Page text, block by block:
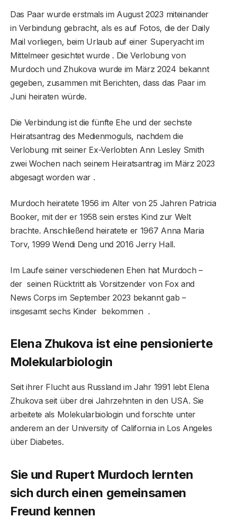
Das Paar wurde erstmals im August 2023 miteinander
in Verbindung gebracht, als es auf Fotos, die der Daily
Mail vorliegen, beim Urlaub auf einer Superyacht im
Mittelmeer gesichtet wurde . Die Verlobung von
Murdoch und Zhukova wurde im März 2024 bekannt
gegeben, zusammen mit Berichten, dass das Paar im
Juni heiraten würde.
Die Verbindung ist die fünfte Ehe und der sechste
Heiratsantrag des Medienmoguls, nachdem die
Verlobung mit seiner Ex-Verlobten Ann Lesley Smith
zwei Wochen nach seinem Heiratsantrag im März 2023
abgesagt worden war .
Murdoch heiratete 1956 im Alter von 25 Jahren Patricia
Booker, mit der er 1958 sein erstes Kind zur Welt
brachte. Anschließend heiratete er 1967 Anna Maria
Torv, 1999 Wendi Deng und 2016 Jerry Hall.
Im Laufe seiner verschiedenen Ehen hat Murdoch –
der seinen Rücktritt als Vorsitzender von Fox and
News Corps im September 2023 bekannt gab –
insgesamt sechs Kinder bekommen .
Elena Zhukova ist eine pensionierte
Molekularbiologin
Seit ihrer Flucht aus Russland im Jahr 1991 lebt Elena
Zhukova seit über drei Jahrzehnten in den USA. Sie
arbeitete als Molekularbiologin und forschte unter
anderem an der University of California in Los Angeles
über Diabetes.
Sie und Rupert Murdoch lernten
sich durch einen gemeinsamen
Freund kennen